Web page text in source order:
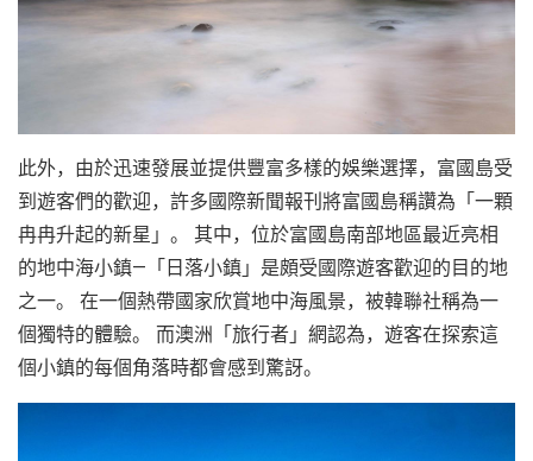
此外，由於迅速發展並提供豐富多樣的娛樂選擇，富國島受
到遊客們的歡迎，許多國際新聞報刊將富國島稱讚為「一顆
冉冉升起的新星」。 其中，位於富國島南部地區最近亮相
的地中海小鎮—「日落小鎮」是頗受國際遊客歡迎的目的地
之一。 在一個熱帶國家欣賞地中海風景，被韓聯社稱為一
個獨特的體驗。 而澳洲「旅行者」網認為，遊客在探索這
個小鎮的每個角落時都會感到驚訝。